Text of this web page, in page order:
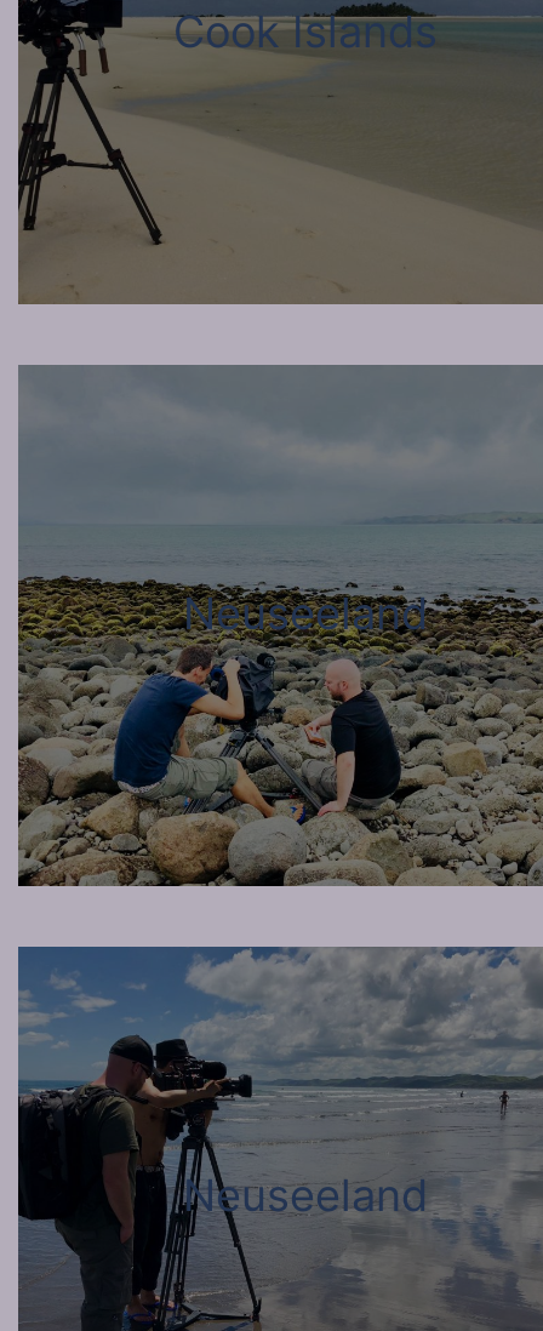
Cook Islands
Neuseeland
Neuseeland